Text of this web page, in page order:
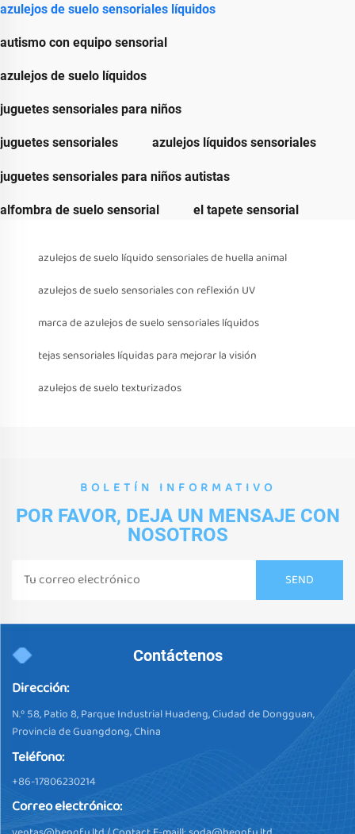
azulejos de suelo sensoriales líquidos
autismo con equipo sensorial
azulejos de suelo líquidos
juguetes sensoriales para niños
juguetes sensoriales azulejos líquidos sensoriales
juguetes sensoriales para niños autistas
alfombra de suelo sensorial el tapete sensorial
azulejos de suelo líquido sensoriales de huella animal
azulejos de suelo sensoriales con reflexión UV
marca de azulejos de suelo sensoriales líquidos
tejas sensoriales líquidas para mejorar la visión
azulejos de suelo texturizados
BOLETÍN INFORMATIVO
POR FAVOR, DEJA UN MENSAJE CON
NOSOTROS
Contáctenos
Dirección:
N.º 58, Patio 8, Parque Industrial Huadeng, Ciudad de Dongguan,
Provincia de Guangdong, China
Teléfono:
+86-17806230214
Correo electrónico: